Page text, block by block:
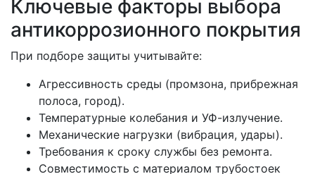
Ключевые факторы выбора
антикоррозионного покрытия
При подборе защиты учитывайте:
Агрессивность среды (промзона, прибрежная
полоса, город).
Температурные колебания и УФ-излучение.
Механические нагрузки (вибрация, удары).
Требования к сроку службы без ремонта.
Совместимость с материалом трубостоек